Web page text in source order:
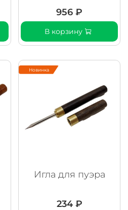
956 ₽
В корзину
Новинка
Игла для пуэра
234 ₽